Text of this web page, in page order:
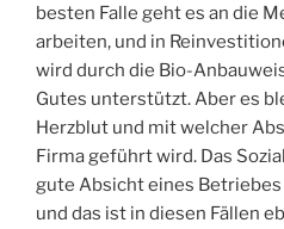
besten Falle geht es an die
arbeiten, und in
wird durch die Bio-
Gutes unterstützt. Aber es
Herzblut und mit welcher
Firma geführt wird. Das
gute Absicht eines
und das ist in diesen Fällen